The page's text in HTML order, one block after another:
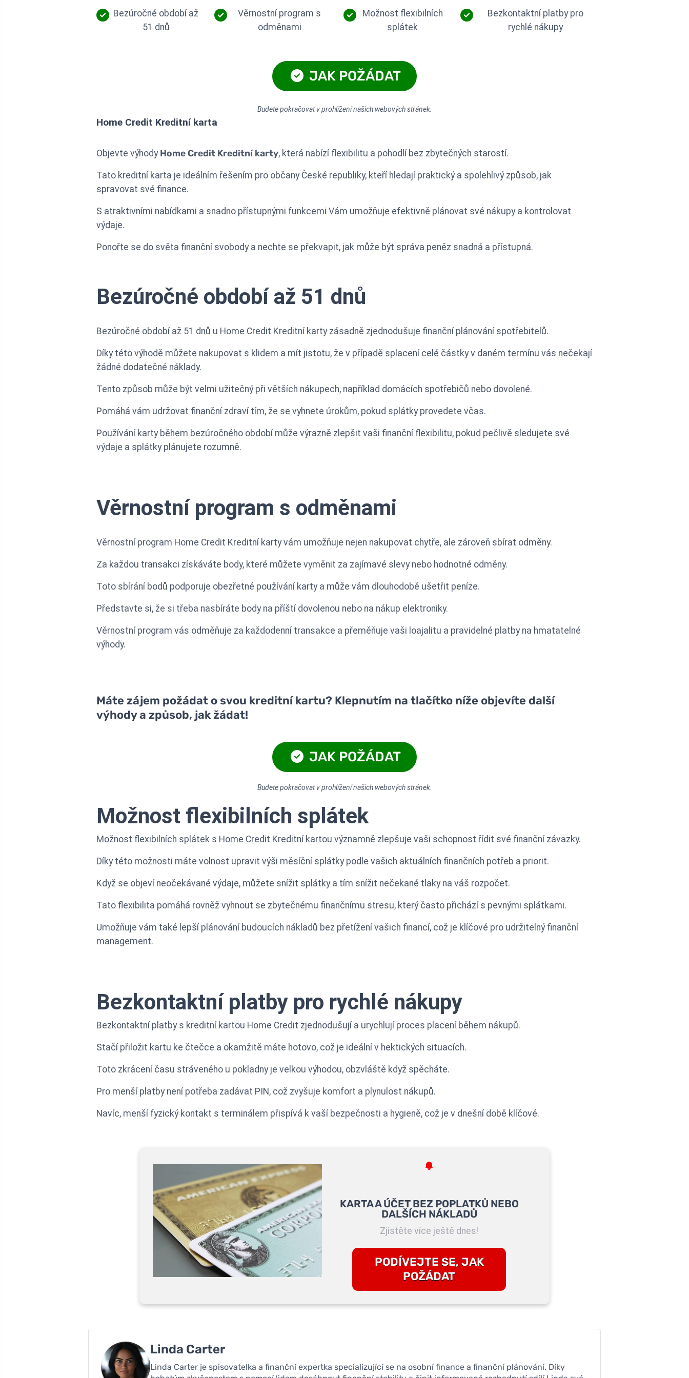
Bezúročné období až
51 dnů
Věrnostní program s
odměnami
Možnost flexibilních
splátek
Bezkontaktní platby pro
rychlé nákupy
JAK POŽÁDAT
Budete pokračovat v prohlížení našich webových stránek.
Home Credit Kreditní karta
Objevte výhody Home Credit Kreditní karty, která nabízí flexibilitu a pohodlí bez zbytečných starostí.
Tato kreditní karta je ideálním řešením pro občany České republiky, kteří hledají praktický a spolehlivý způsob, jak
spravovat své finance.
S atraktivními nabídkami a snadno přístupnými funkcemi Vám umožňuje efektivně plánovat své nákupy a kontrolovat
výdaje.
Ponořte se do světa finanční svobody a nechte se překvapit, jak může být správa peněz snadná a přístupná.
Bezúročné období až 51 dnů
Bezúročné období až 51 dnů u Home Credit Kreditní karty zásadně zjednodušuje finanční plánování spotřebitelů.
Díky této výhodě můžete nakupovat s klidem a mít jistotu, že v případě splacení celé částky v daném termínu vás nečekají
žádné dodatečné náklady.
Tento způsob může být velmi užitečný při větších nákupech, například domácích spotřebičů nebo dovolené.
Pomáhá vám udržovat finanční zdraví tím, že se vyhnete úrokům, pokud splátky provedete včas.
Používání karty během bezúročného období může výrazně zlepšit vaši finanční flexibilitu, pokud pečlivě sledujete své
výdaje a splátky plánujete rozumně.
Věrnostní program s odměnami
Věrnostní program Home Credit Kreditní karty vám umožňuje nejen nakupovat chytře, ale zároveň sbírat odměny.
Za každou transakci získáváte body, které můžete vyměnit za zajímavé slevy nebo hodnotné odměny.
Toto sbírání bodů podporuje obezřetné používání karty a může vám dlouhodobě ušetřit peníze.
Představte si, že si třeba nasbíráte body na příští dovolenou nebo na nákup elektroniky.
Věrnostní program vás odměňuje za každodenní transakce a přeměňuje vaši loajalitu a pravidelné platby na hmatatelné
výhody.
Máte zájem požádat o svou kreditní kartu? Klepnutím na tlačítko níže objevíte další
výhody a způsob, jak žádat!
JAK POŽÁDAT
Budete pokračovat v prohlížení našich webových stránek.
Možnost flexibilních splátek
Možnost flexibilních splátek s Home Credit Kreditní kartou významně zlepšuje vaši schopnost řídit své finanční závazky.
Díky této možnosti máte volnost upravit výši měsíční splátky podle vašich aktuálních finančních potřeb a priorit.
Když se objeví neočekávané výdaje, můžete snížit splátky a tím snížit nečekané tlaky na váš rozpočet.
Tato flexibilita pomáhá rovněž vyhnout se zbytečnému finančnímu stresu, který často přichází s pevnými splátkami.
Umožňuje vám také lepší plánování budoucích nákladů bez přetížení vašich financí, což je klíčové pro udržitelný finanční
management.
Bezkontaktní platby pro rychlé nákupy
Bezkontaktní platby s kreditní kartou Home Credit zjednodušují a urychlují proces placení během nákupů.
Stačí přiložit kartu ke čtečce a okamžitě máte hotovo, což je ideální v hektických situacích.
Toto zkrácení času stráveného u pokladny je velkou výhodou, obzvláště když spěcháte.
Pro menší platby není potřeba zadávat PIN, což zvyšuje komfort a plynulost nákupů.
Navíc, menší fyzický kontakt s terminálem přispívá k vaší bezpečnosti a hygieně, což je v dnešní době klíčové.
KARTA A ÚČET BEZ POPLATKŮ NEBO
DALŠÍCH NÁKLADŮ
Zjistěte více ještě dnes!
PODÍVEJTE SE, JAK
POŽÁDAT
Linda Carter
Linda Carter je spisovatelka a finanční expertka specializující se na osobní finance a finanční plánování. Díky